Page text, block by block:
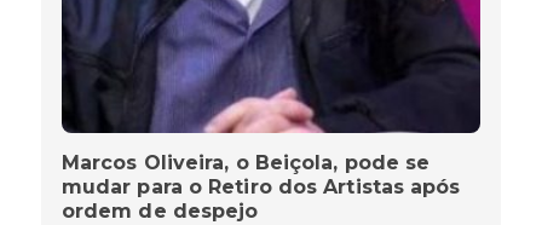
Marcos Oliveira, o Beiçola, pode se
mudar para o Retiro dos Artistas após
ordem de despejo